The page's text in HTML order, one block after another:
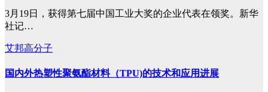
3月19日，获得第七届中国工业大奖的企业代表在领奖。新华
社记…
艾邦高分子
国内外热塑性聚氨酯材料（TPU)的技术和应用进展